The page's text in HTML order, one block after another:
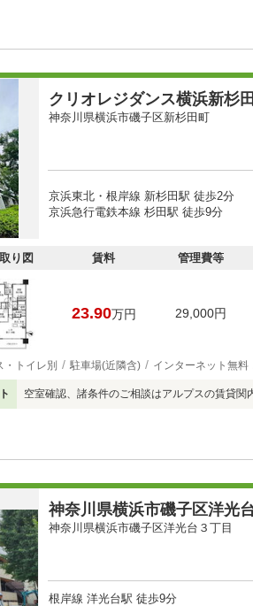
クリオレジダンス横浜新杉田
神奈川県横浜市磯子区新杉田町
京浜東北・根岸線 新杉田駅 徒歩2分
京浜急行電鉄本線 杉田駅 徒歩9分
り図 賃料 管理費等
23.90万円 29,000円
・トイレ別 駐車場(近隣含) インターネット無料
空室確認、諸条件のご相談はアルプスの賃貸関
神奈川県横浜市磯子区洋光
神奈川県横浜市磯子区洋光台３丁目
根岸線 洋光台駅 徒歩9分